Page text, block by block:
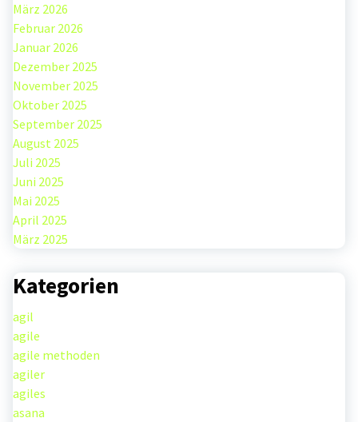
März 2026
Februar 2026
Januar 2026
Dezember 2025
November 2025
Oktober 2025
September 2025
August 2025
Juli 2025
Juni 2025
Mai 2025
April 2025
März 2025
Kategorien
agil
agile
agile methoden
agiler
agiles
asana